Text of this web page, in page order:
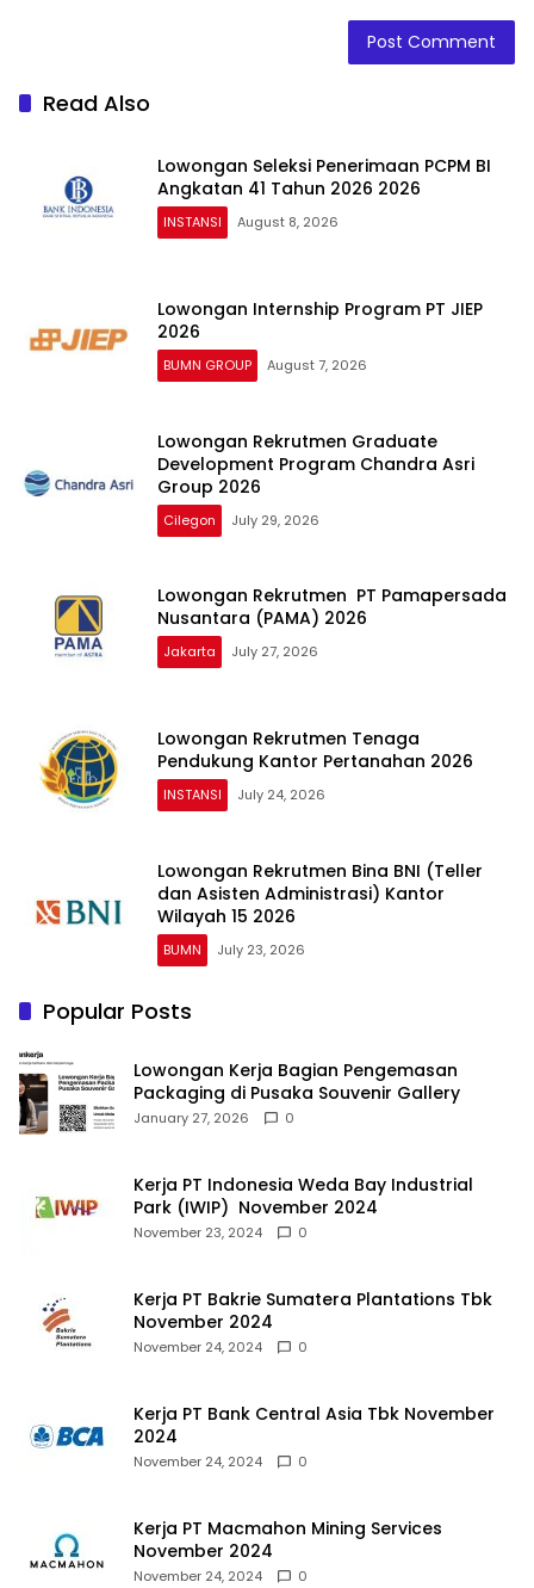
Read Also
Lowongan Seleksi Penerimaan PCPM BI
Angkatan 41 Tahun 2026 2026
INSTANSI August 8, 2026
Lowongan Internship Program PT JIEP
2026
BUMN GROUP August 7, 2026
Lowongan Rekrutmen Graduate
Development Program Chandra Asri
Group 2026
Cilegon July 29, 2026
Lowongan Rekrutmen PT Pamapersada
Nusantara (PAMA) 2026
Jakarta July 27, 2026
Lowongan Rekrutmen Tenaga
Pendukung Kantor Pertanahan 2026
INSTANSI July 24, 2026
Lowongan Rekrutmen Bina BNI (Teller
dan Asisten Administrasi) Kantor
Wilayah 15 2026
BUMN July 23, 2026
Popular Posts
Lowongan Kerja Bagian Pengemasan
Packaging di Pusaka Souvenir Gallery
January 27, 2026 0
Kerja PT Indonesia Weda Bay Industrial
Park (IWIP) November 2024
November 23, 2024 0
Kerja PT Bakrie Sumatera Plantations Tbk
November 2024
November 24, 2024 0
Kerja PT Bank Central Asia Tbk November
2024
November 24, 2024 0
Kerja PT Macmahon Mining Services
November 2024
November 24, 2024 0